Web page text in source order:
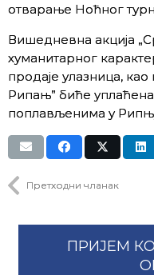
отварање Ноћног
Вишедневна акција
хуманитарног
продаје улазница,
Рипањ” биће
поплављенима у
Претходни чланак
ПРИЈЕМ